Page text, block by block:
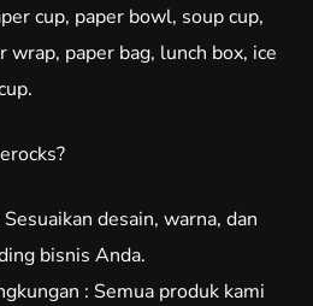
cup, paper bowl, soup cup,
wrap, paper bag, lunch box, ice
desain, warna, dan
bisnis Anda.
: Semua produk kami